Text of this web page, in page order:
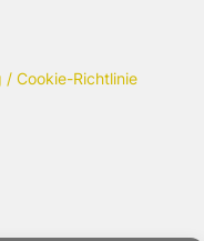
/ Cookie-Richtlinie